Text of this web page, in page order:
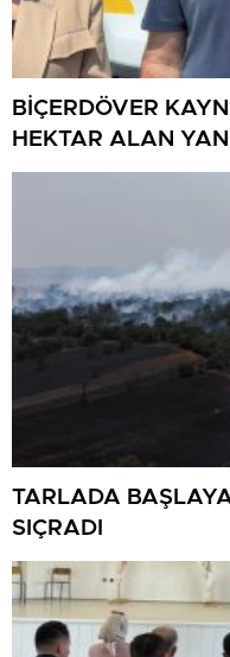
BİÇERDÖVER
HEKTAR ALAN
TARLADA
SIÇRADI